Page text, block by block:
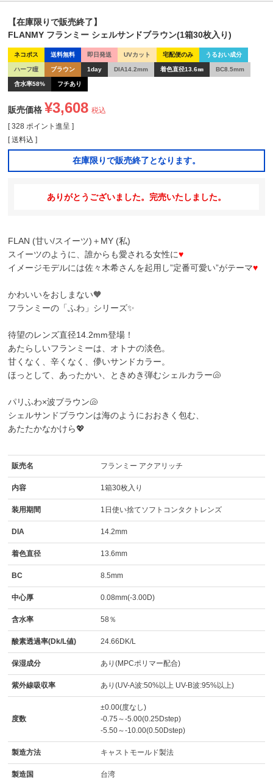
【在庫限りで販売終了】
FLANMY フランミー シェルサンドブラウン(1箱30枚入り)
ネコポス 送料無料 即日発送 UVカット 宅配便のみ うるおい成分
ハーフ瞳 ブラウン 1day DIA14.2mm 着色直径13.6㎜ BC8.5mm
含水率58% フチあり
販売価格 ¥3,608 税込
[ 328 ポイント進呈 ]
送料込
在庫限りで販売終了となります。
ありがとうございました。完売いたしました。
FLAN (甘い/スイーツ)＋MY (私)
スイーツのように、誰からも愛される女性に♥
イメージモデルには佐々木希さんを起用し”定番可愛い”がテーマ♥
かわいいをおしまない🧡
フランミーの「ふわ」シリーズ✨
待望のレンズ直径14.2mm登場！
あたらしいフランミーは、オトナの淡色。
甘くなく、辛くなく、儚いサンドカラー。
ほっとして、あったかい、ときめき弾むシェルカラー🐚
パリふわ×波ブラウン🐚
シェルサンドブラウンは海のようにおおきく包む、
あたたかなかけら💖
販売名 フランミー アクアリッチ
内容 1箱30枚入り
装用期間 1日使い捨てソフトコンタクトレンズ
DIA 14.2mm
着色直径 13.6mm
BC 8.5mm
中心厚 0.08mm(-3.00D)
含水率 58％
酸素透過率(Dk/L値) 24.66DK/L
保湿成分 あり(MPCポリマー配合)
紫外線吸収率 あり(UV-A波:50%以上 UV-B波:95%以上)
度数
±0.00(度なし)
-0.75～-5.00(0.25Dstep)
-5.50～-10.00(0.50Dstep)
製造方法 キャストモールド製法
製造国 台湾